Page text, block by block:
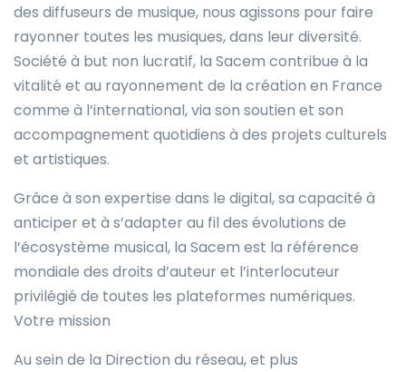
des diffuseurs de musique, nous agissons pour faire
rayonner toutes les musiques, dans leur diversité.
Société à but non lucratif, la Sacem contribue à la
vitalité et au rayonnement de la création en France
comme à l’international, via son soutien et son
accompagnement quotidiens à des projets culturels
et artistiques.
Grâce à son expertise dans le digital, sa capacité à
anticiper et à s’adapter au fil des évolutions de
l’écosystème musical, la Sacem est la référence
mondiale des droits d’auteur et l’interlocuteur
privilégié de toutes les plateformes numériques.
Votre mission
Au sein de la Direction du réseau, et plus